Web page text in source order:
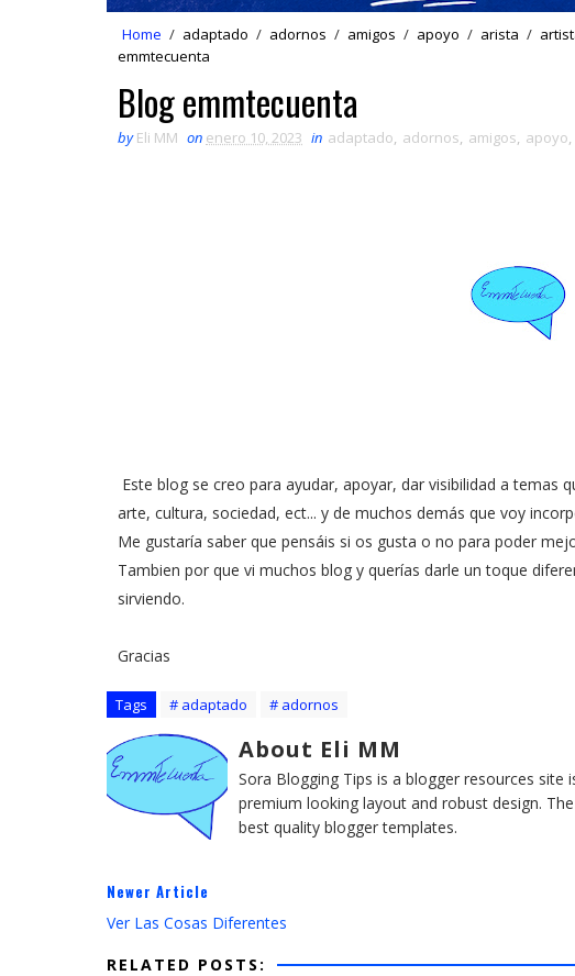
Home / adaptado / adornos / amigos / apoyo / arista /
emmtecuenta
Blog emmtecuenta
by Eli MM on enero 10, 2023 in adaptado, adornos, amigos, apoyo,
Este blog se creo para ayudar, apoyar, dar visibilidad a temas
arte, cultura, sociedad, ect... y de muchos demás que voy
Me gustaría saber que pensáis si os gusta o no para poder
Tambien por que vi muchos blog y querías darle un toque
sirviendo.
Gracias
Tags # adaptado # adornos
About Eli MM
Sora Blogging Tips is a blogger resources
premium looking layout and robust design.
best quality blogger templates.
Newer Article
Ver Las Cosas Diferentes
RELATED POSTS: